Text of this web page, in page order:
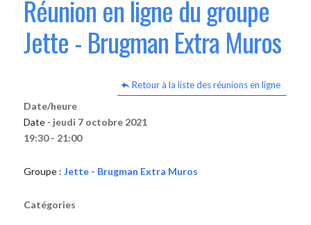
Réunion en ligne du groupe
Jette - Brugman Extra Muros
Retour à la liste des réunions en ligne
Date/heure
Date - jeudi 7 octobre 2021
19:30 - 21:00
Groupe : Jette - Brugman Extra Muros
Catégories